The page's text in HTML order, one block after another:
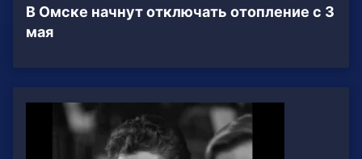
В Омске начнут отключать отопление с 3
мая